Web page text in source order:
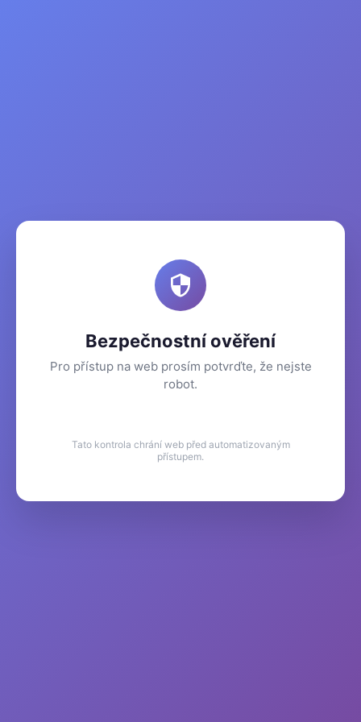
Bezpečnostní ověření
Pro přístup na web prosím potvrďte, že nejste
robot.
Tato kontrola chrání web před automatizovaným
přístupem.